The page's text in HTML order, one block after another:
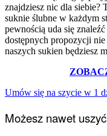
znajdziesz nic dla siebie?
suknie ślubne w każdym
pewnością uda się
dostępnych propozycji
naszych sukien będziesz
Umów się na szycie w 1
Możesz nawet